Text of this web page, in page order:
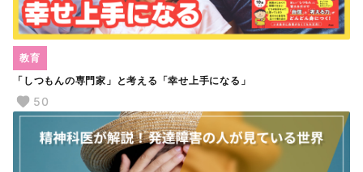
「しつもんの専門家」と考える「幸せ上手になる」
教育
50